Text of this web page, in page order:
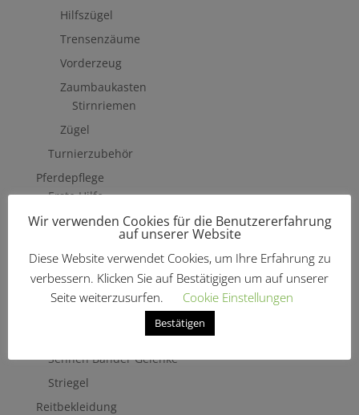
Hilfszügel
Trensenzäume
Vorderzeug
Zaumbaukasten
Stirnriemen
Zügel
Turnierzubehör
Pferdepflege
Erste Hilfe
Fliegenschutzmittel
Pferdewäsche
Putzzeug & Zubehör
Bürsten & Kardätschen
Sehnen Bänder Gelenke
Striegel
Reitbekleidung
Wir verwenden Cookies für die Benutzererfahrung
auf unserer Website
Diese Website verwendet Cookies, um Ihre Erfahrung zu
verbessern. Klicken Sie auf Bestätigigen um auf unserer
Seite weiterzusurfen.
Cookie Einstellungen
Bestätigen